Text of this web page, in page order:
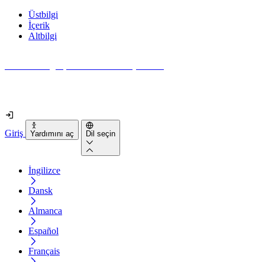
Üstbilgi
İçerik
Altbilgi
Giriş Yardımını aç Dil seçin
İngilizce
Dansk
Almanca
Español
Français